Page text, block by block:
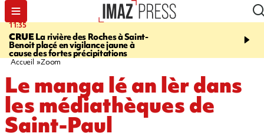
11:35
CRUELa rivière des Roches à Saint-
Benoit placé en vigilance jaune à
cause des fortes précipitations
11:57
Le
Papang a repris du
Accueil Zoom
Le manga lé an lèr dans
les médiathèques de
Saint-Paul